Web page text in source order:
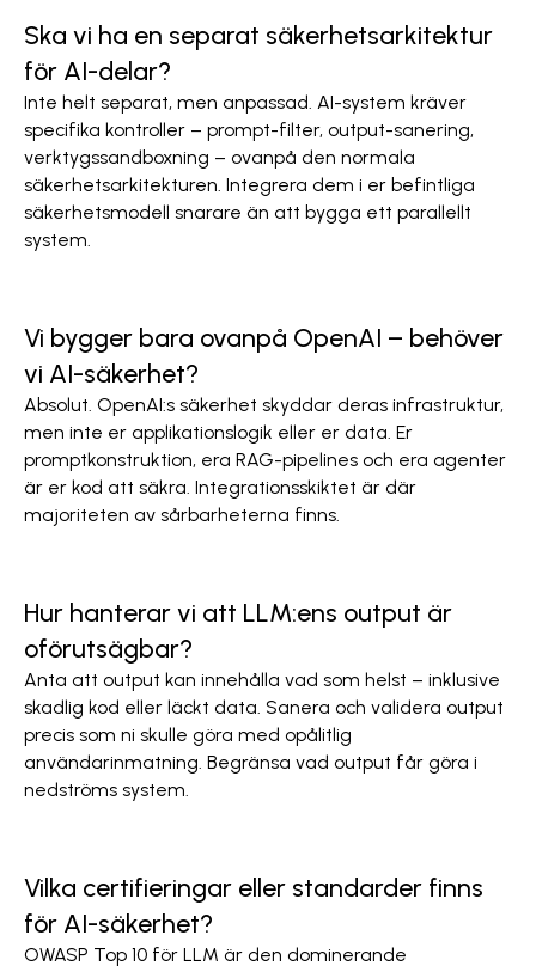
Ska vi ha en separat säkerhetsarkitektur
för AI-delar?
Inte helt separat, men anpassad. AI-system kräver
specifika kontroller – prompt-filter, output-sanering,
verktygssandboxning – ovanpå den normala
säkerhetsarkitekturen. Integrera dem i er befintliga
säkerhetsmodell snarare än att bygga ett parallellt
system.
Vi bygger bara ovanpå OpenAI – behöver
vi AI-säkerhet?
Absolut. OpenAI:s säkerhet skyddar deras infrastruktur,
men inte er applikationslogik eller er data. Er
promptkonstruktion, era RAG-pipelines och era agenter
är er kod att säkra. Integrationsskiktet är där
majoriteten av sårbarheterna finns.
Hur hanterar vi att LLM:ens output är
oförutsägbar?
Anta att output kan innehålla vad som helst – inklusive
skadlig kod eller läckt data. Sanera och validera output
precis som ni skulle göra med opålitlig
användarinmatning. Begränsa vad output får göra i
nedströms system.
Vilka certifieringar eller standarder finns
för AI-säkerhet?
OWASP Top 10 för LLM är den dominerande